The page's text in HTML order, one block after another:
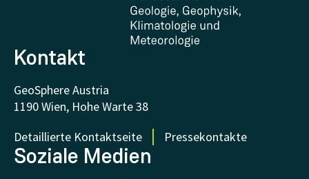
FAQ - Häufig gestellte Fragen
Forschung unterstützen
Kontakt
GeoSphere Austria
1190 Wien, Hohe Warte 38
Detaillierte Kontaktseite
Pressekontakte
Soziale Medien